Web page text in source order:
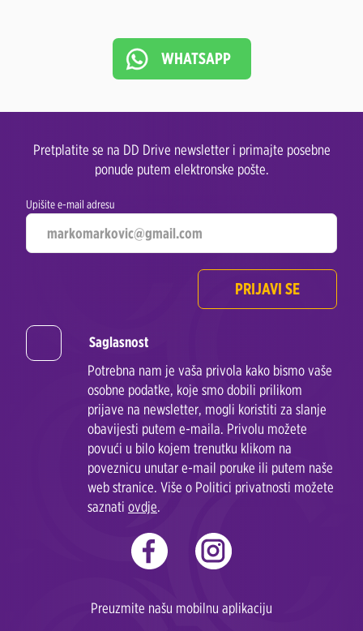
WHATSAPP
Pretplatite se na DD Drive newsletter i primajte posebne
ponude putem elektronske pošte.
Upišite e-mail adresu
PRIJAVI SE
Saglasnost
Potrebna nam je vaša privola kako bismo vaše
osobne podatke, koje smo dobili prilikom
prijave na newsletter, mogli koristiti za slanje
obavijesti putem e-maila. Privolu možete
povući u bilo kojem trenutku klikom na
poveznicu unutar e-mail poruke ili putem naše
web stranice. Više o Politici privatnosti možete
saznati ovdje.
Preuzmite našu mobilnu aplikaciju